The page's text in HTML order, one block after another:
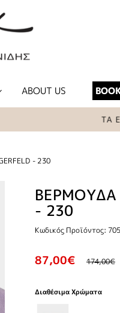
ABOUT US
ΤΑ ΕΙΔΗ
- 230
ΒΕΡΜΟΥΔΑ
- 230
Κωδικός Προϊόντος:
87,00€ 174,00€
Διαθέσιμα Χρώματα